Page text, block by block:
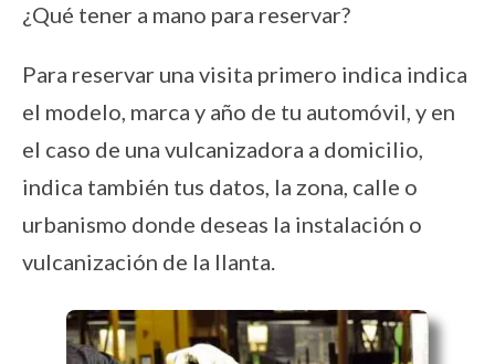
¿Qué tener a mano para reservar?
Para reservar una visita primero indica indica
el modelo, marca y año de tu automóvil, y en
el caso de una vulcanizadora a domicilio,
indica también tus datos, la zona, calle o
urbanismo donde deseas la instalación o
vulcanización de la llanta.